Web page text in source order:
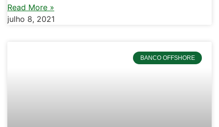
Read More »
julho 8, 2021
BANCO OFFSHORE